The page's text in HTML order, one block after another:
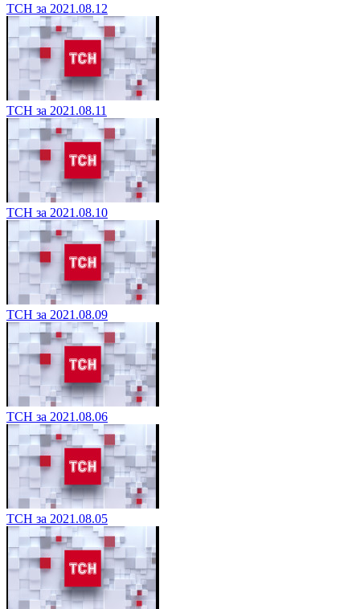
ТСН за 2021.08.12
ТСН за 2021.08.11
ТСН за 2021.08.10
ТСН за 2021.08.09
ТСН за 2021.08.06
ТСН за 2021.08.05